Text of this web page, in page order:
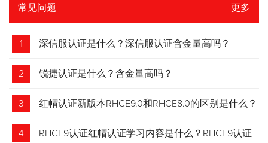
常见问题 更多
1 深信服认证是什么？深信服认证含金量高吗？
2 锐捷认证是什么？含金量高吗？
3 红帽认证新版本RHCE9.0和RHCE8.0的区别是什么？
4 RHCE9认证红帽认证学习内容是什么？RHCE9认证